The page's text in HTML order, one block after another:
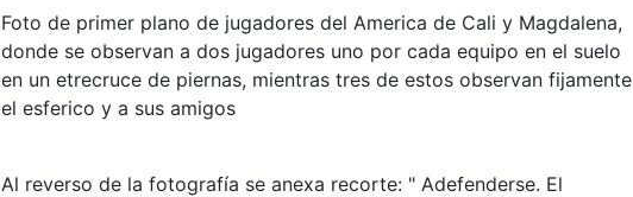
Foto de primer plano de jugadores del America de Cali y Magdalena,
donde se observan a dos jugadores uno por cada equipo en el suelo
en un etrecruce de piernas, mientras tres de estos observan fijamente
el esferico y a sus amigos
Al reverso de la fotografía se anexa recorte: " Adefenderse. El